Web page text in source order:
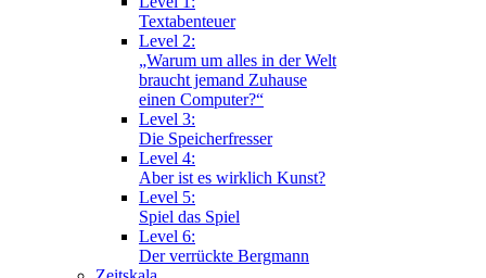
Textabenteuer
Level 2:
„Warum um alles in der Welt
braucht jemand Zuhause
einen Computer?“
Level 3:
Die Speicherfresser
Level 4:
Aber ist es wirklich Kunst?
Level 5:
Spiel das Spiel
Level 6:
Der verrückte Bergmann